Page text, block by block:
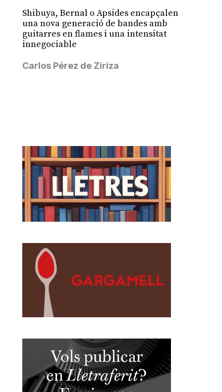
Shibuya, Bernal o Apsides encapçalen
una nova generació de bandes amb
guitarres en flames i una intensitat
innegociable
Carlos Pérez de Ziriza